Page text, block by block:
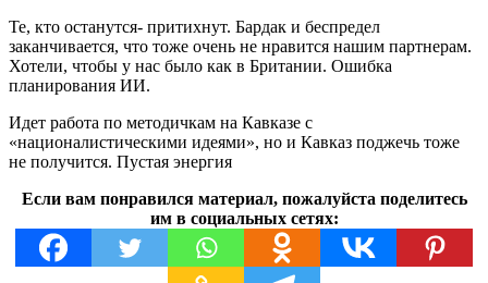
Те, кто останутся- притихнут. Бардак и беспредел
заканчивается, что тоже очень не нравится нашим партнерам.
Хотели, чтобы у нас было как в Британии. Ошибка
планирования ИИ.
Идет работа по методичкам на Кавказе с
«националистическими идеями», но и Кавказ поджечь тоже
не получится. Пустая энергия
Если вам понравился материал, пожалуйста поделитесь
им в социальных сетях: